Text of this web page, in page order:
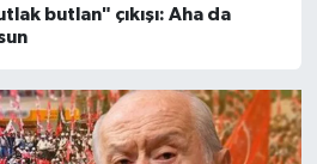
butlan" çıkışı: Aha da